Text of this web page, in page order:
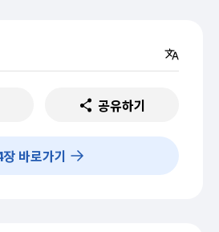
공유하기
장 바로가기